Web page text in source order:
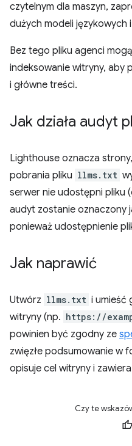
czytelnym dla maszyn,
dużych modeli językowych
Bez tego pliku agenci
indeksowanie witryny, aby
i główne treści.
Jak działa audyt
Lighthouse oznacza
pobrania pliku llms.txt
serwer nie udostępni pliku
audyt zostanie oznaczony
ponieważ udostępnienie
Jak naprawić
Utwórz llms.txt i umieść
witryny (np. https://
powinien być zgodny ze
zwięzłe podsumowanie w
opisuje cel witryny i
Czy te